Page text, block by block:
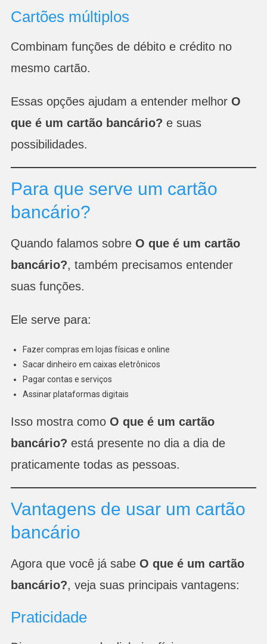
Cartões múltiplos
Combinam funções de débito e crédito no
mesmo cartão.
Essas opções ajudam a entender melhor O
que é um cartão bancário? e suas
possibilidades.
Para que serve um cartão
bancário?
Quando falamos sobre O que é um cartão
bancário?, também precisamos entender
suas funções.
Ele serve para:
Fazer compras em lojas físicas e online
Sacar dinheiro em caixas eletrônicos
Pagar contas e serviços
Assinar plataformas digitais
Isso mostra como O que é um cartão
bancário? está presente no dia a dia de
praticamente todas as pessoas.
Vantagens de usar um cartão
bancário
Agora que você já sabe O que é um cartão
bancário?, veja suas principais vantagens:
Praticidade